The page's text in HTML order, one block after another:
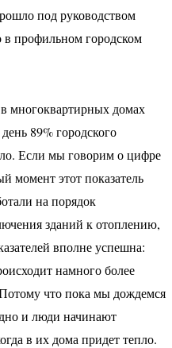
под руководством
профильном городском
многоквартирных домах
89% городского
Если мы говорим о цифре
момент этот показатель
на порядок
зданий к отоплению,
вполне успешна:
намного более
что пока мы дождемся
и люди начинают
в их дома придет тепло.